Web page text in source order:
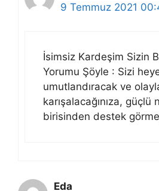
9 Temmuz 2021
İsimsiz Kardeşim Sizin
Yorumu Şöyle : Sizi
umutlandıracak ve
karışalacağınıza, güçlü
birisinden destek
Eda